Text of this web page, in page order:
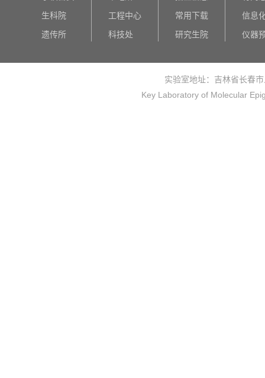
生科院
遗传所
工程中心
科技处
常用下载
研究生院
信息
仪器
实验室地址：吉林省长春
Key Laboratory of Molecular